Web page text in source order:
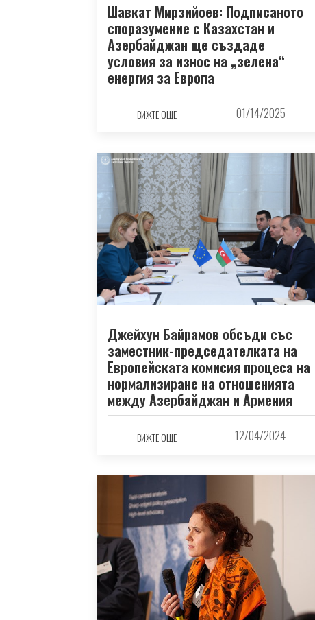
Шавкат Мирзийоев: Подписаното
споразумение с Казахстан и
Азербайджан ще създаде
условия за износ на „зелена“
енергия за Европа
ВИЖТЕ ОЩЕ 01/14/2025
Джейхун Байрамов обсъди със
заместник-председателката на
Европейската комисия процеса на
нормализиране на отношенията
между Азербайджан и Армения
ВИЖТЕ ОЩЕ 12/04/2024